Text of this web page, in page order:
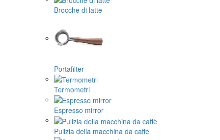
Brocche di latte
Portafilter
Termometri
Espresso mirror
Pulizia della macchina da caffè